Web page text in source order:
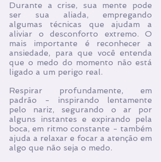
Durante a crise, sua mente pode
ser sua aliada, empregando
algumas técnicas que ajudam a
aliviar o desconforto extremo. O
mais importante é reconhecer a
ansiedade, para que você entenda
que o medo do momento não está
ligado a um perigo real.
Respirar profundamente, em
padrão - inspirando lentamente
pelo nariz, segurando o ar por
alguns instantes e expirando pela
boca, em ritmo constante - também
ajuda a relaxar e focar a atenção em
algo que não seja o medo.